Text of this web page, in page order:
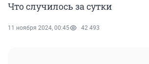
Что случилось за сутки
11 ноября 2024, 00:45 42 493